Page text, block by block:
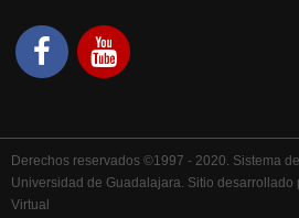
Derechos reservados ©1997 - 2020. Sistema
Universidad de Guadalajara. Sitio desarrollado
Virtual